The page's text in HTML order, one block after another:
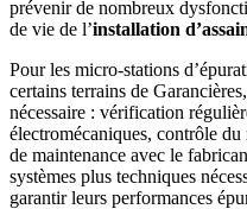
prévenir de nombreux
de vie de l’installation
Pour les micro-stations
certains terrains de
nécessaire : vérification
électromécaniques, contrôle
de maintenance avec le
systèmes plus techniques
garantir leurs performances